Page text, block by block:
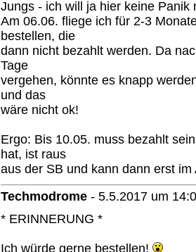
Jungs - ich will ja hier keine Panik
Am 06.06. fliege ich für 2-3
bestellen, die
dann nicht bezahlt werden. Da
Tage
vergehen, könnte es knapp
und das
wäre nicht ok!
Ergo: Bis 10.05. muss bezahlt
hat, ist raus
aus der SB und kann dann erst
Techmodrome - 5.5.2017 um
* ERINNERUNG *
Ich würde gerne bestellen!